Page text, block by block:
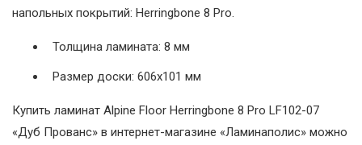
напольных покрытий: Herringbone 8 Pro.
Толщина ламината: 8 мм
Размер доски: 606х101 мм
Купить ламинат Alpine Floor Herringbone 8 Pro LF102-07
«Дуб Прованс» в интернет-магазине «Ламинаполис» можно